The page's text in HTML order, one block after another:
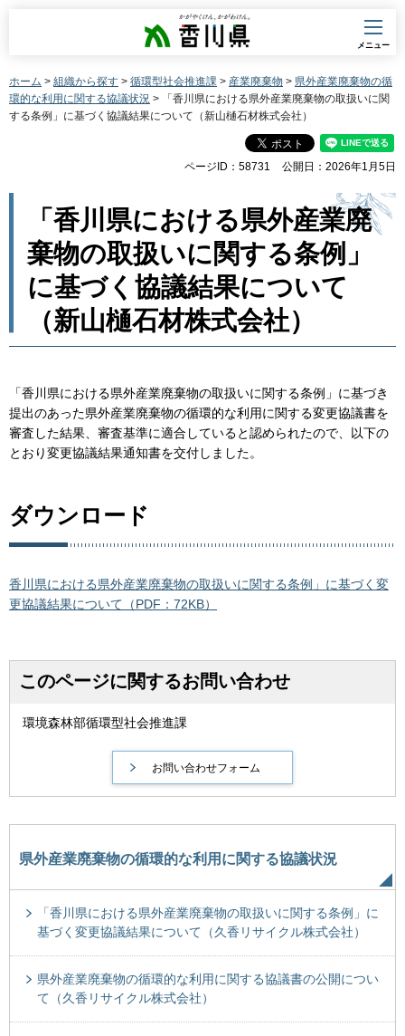
香川県
メニュー
ホーム > 組織から探す > 循環型社会推進課 > 産業廃棄物 > 県外産業廃棄物の循
環的な利用に関する協議状況 > 「香川県における県外産業廃棄物の取扱いに関
する条例」に基づく協議結果について（新山樋石材株式会社）
ページID：58731 公開日：2026年1月5日
「香川県における県外産業廃
棄物の取扱いに関する条例」
に基づく協議結果について
（新山樋石材株式会社）
「香川県における県外産業廃棄物の取扱いに関する条例」に基づき
提出のあった県外産業廃棄物の循環的な利用に関する変更協議書を
審査した結果、審査基準に適合していると認められたので、以下の
とおり変更協議結果通知書を交付しました。
ダウンロード
香川県における県外産業廃棄物の取扱いに関する条例」に基づく変
更協議結果について（PDF：72KB）
このページに関するお問い合わせ
環境森林部循環型社会推進課
県外産業廃棄物の循環的な利用に関する協議状況
「香川県における県外産業廃棄物の取扱いに関する条例」に
基づく変更協議結果について（久香リサイクル株式会社）
県外産業廃棄物の循環的な利用に関する協議書の公開につい
て（久香リサイクル株式会社）